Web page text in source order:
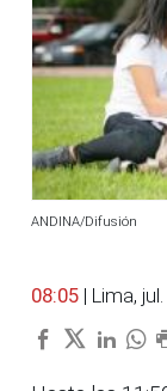
ANDINA/Difusión
08:05 | Lima, jul.